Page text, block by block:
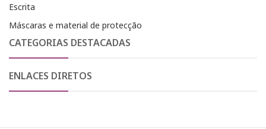
Escrita
Máscaras e material de protecção
CATEGORIAS DESTACADAS
ENLACES DIRETOS